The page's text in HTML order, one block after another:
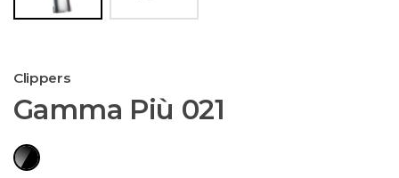
Clippers
Gamma Più 021